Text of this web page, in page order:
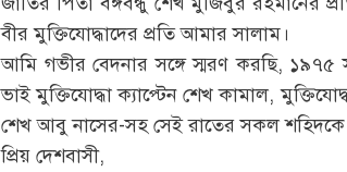
বীর মুক্তিযোদ্ধাদের প্রতি আমার সালাম।
আমি গভীর বেদনার সঙ্গে স্মরণ করছি,
ভাই মুক্তিযোদ্ধা ক্যাপ্টেন শেখ কামাল,
শেখ আবু নাসের-সহ সেই রাতের সকল
প্রিয় দেশবাসী,